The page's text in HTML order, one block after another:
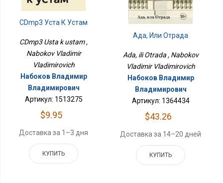
CDmp3 Уста К Устам
CDmp3 Usta k ustam ,
Nabokov Vladimir
Vladimirovich
Набоков Владимир
Владимирович
Артикул: 1513275
$9.95
Доставка за 1–3 дня
КУПИТЬ
Ада, Или Отрада
Ada, ili Otrada , Nabokov
Vladimir Vladimirovich
Набоков Владимир
Владимирович
Артикул: 1364434
$43.26
Доставка за 14–20 дней
КУПИТЬ